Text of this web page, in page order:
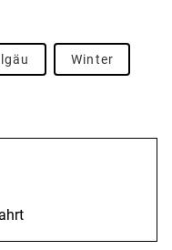
Winter